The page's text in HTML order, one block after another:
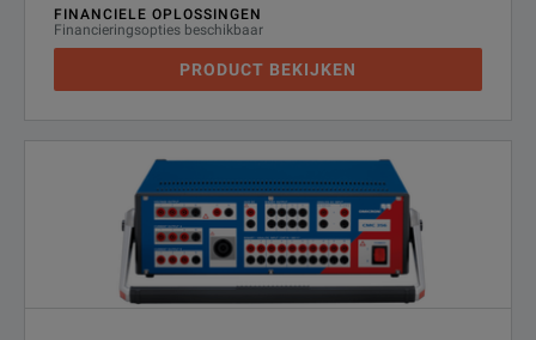
FINANCIELE OPLOSSINGEN
Financieringsopties beschikbaar
PRODUCT BEKIJKEN